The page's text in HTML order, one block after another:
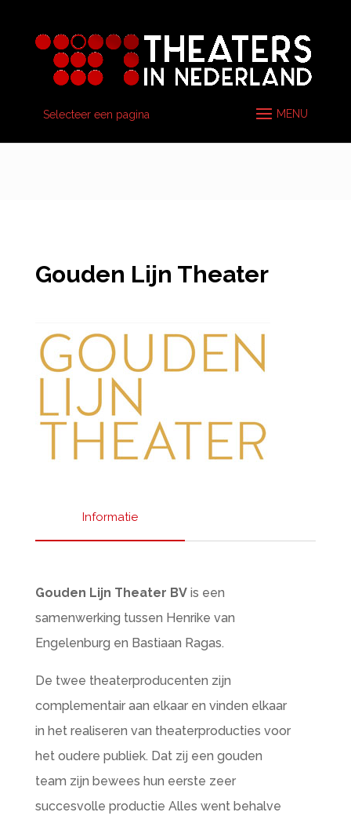
Selecteer een pagina
Gouden Lijn Theater
Informatie
Gouden Lijn Theater BVis een
samenwerking tussen Henrike van
Engelenburg en Bastiaan Ragas.
De twee theaterproducenten zijn
complementair aan elkaar en vinden elkaar
in het realiseren van theaterproducties voor
het oudere publiek. Dat zij een gouden
team zijn bewees hun eerste zeer
succesvolle productie Alles went behalve